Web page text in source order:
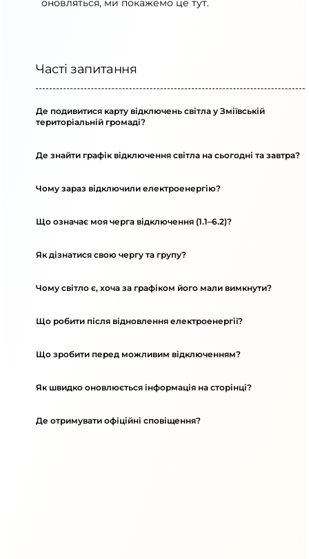
оновляться, ми покажемо це тут.
Часті запитання
Де подивитися карту відключень світла у Зміївській
територіальній громаді?
Де знайти графік відключення світла на сьогодні та завтра?
Чому зараз відключили електроенергію?
Що означає моя черга відключення (1.1–6.2)?
Як дізнатися свою чергу та групу?
Чому світло є, хоча за графіком його мали вимкнути?
Що робити після відновлення електроенергії?
Що зробити перед можливим відключенням?
Як швидко оновлюється інформація на сторінці?
Де отримувати офіційні сповіщення?